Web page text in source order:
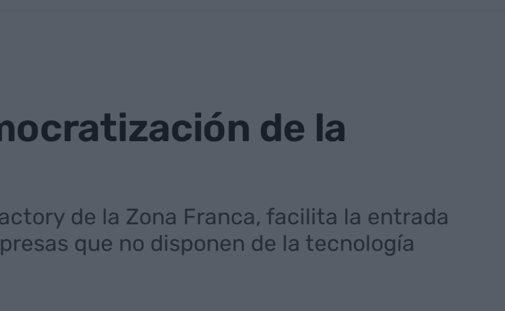
de la
de la Zona Franca, facilita la entrada
que no disponen de la tecnología